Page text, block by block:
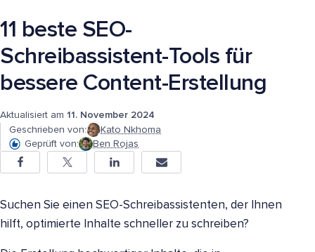
11 beste SEO-
Schreibassistent-Tools für
bessere Content-Erstellung
Aktualisiert am 11. November 2024
Geschrieben von:
Kato Nkhoma
Geprüft von:
Ben Rojas
Suchen Sie einen SEO-Schreibassistenten, der Ihnen
hilft, optimierte Inhalte schneller zu schreiben?